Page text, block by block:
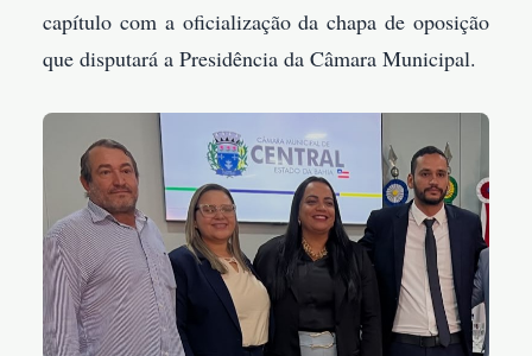
capítulo com a oficialização da chapa de oposição
que disputará a Presidência da Câmara Municipal.